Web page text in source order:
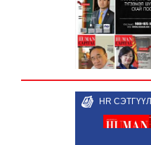
HR СЭТГҮҮЛ